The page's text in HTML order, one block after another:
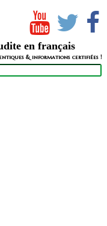
en français
& informations certifiées !